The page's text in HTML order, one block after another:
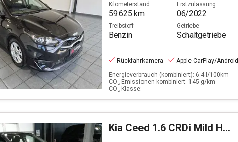
Kilometerstand
59.625 km
Erstzulassung
06/2022
Treibstoff
Benzin
Getriebe
Schaltgetriebe
Rückfahrkamera
Apple CarPlay/Android
Energieverbrauch (kombiniert): 6.4 l/100km
CO₂-Emissionen kombiniert: 145 g/km
CO₂-Klasse:
Kia Ceed 1.6 CRDi Mild Hybrid Vision